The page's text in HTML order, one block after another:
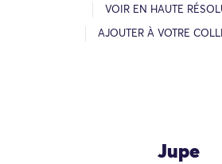
VOIR EN HAUTE
AJOUTER À VOTRE
Jupe